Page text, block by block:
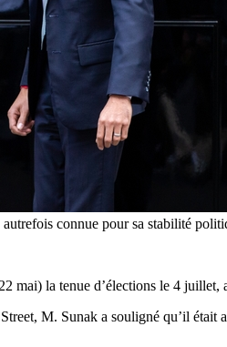
connue pour sa stabilité
la tenue d’élections le 4
M. Sunak a souligné qu’il